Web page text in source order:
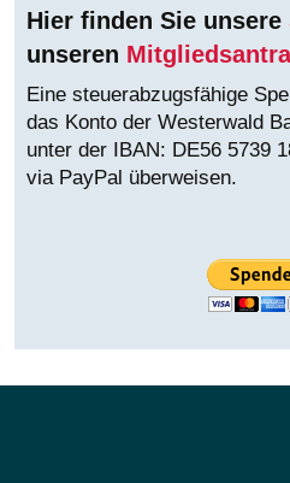
Hier finden Sie unsere
unseren
Eine steuerabzugsfähige
das Konto der Westerwald
unter der IBAN: DE56 5739
via PayPal überweisen.